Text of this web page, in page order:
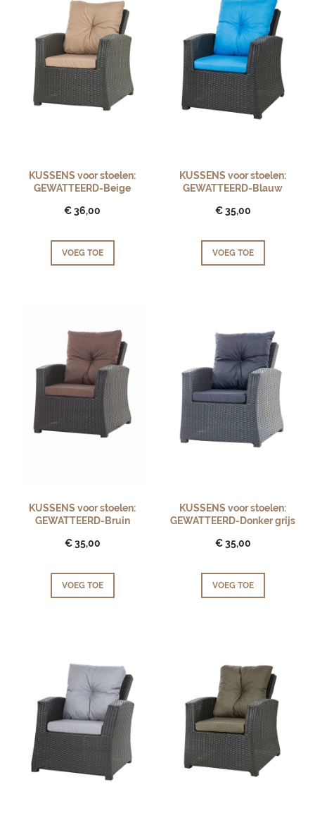
KUSSENS voor stoelen:
GEWATTEERD-Beige
€ 36,00
VOEG TOE
KUSSENS voor stoelen:
GEWATTEERD-Blauw
€ 35,00
VOEG TOE
KUSSENS voor stoelen:
GEWATTEERD-Bruin
€ 35,00
VOEG TOE
KUSSENS voor stoelen:
GEWATTEERD-Donker grijs
€ 35,00
VOEG TOE